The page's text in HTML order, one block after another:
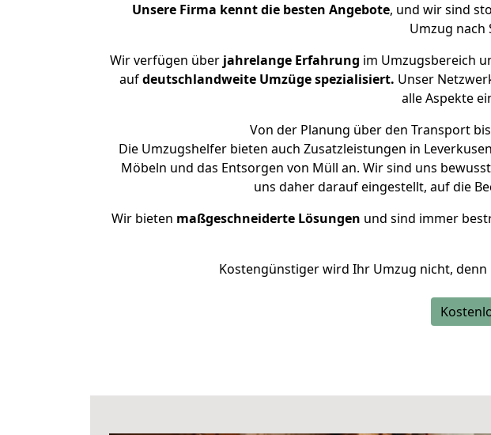
Unsere Firma kennt die besten Angebote, und wir sind
Umzug nach
Wir verfügen überjahrelange Erfahrung im Umzugsbereich
aufdeutschlandweite Umzüge spezialisiert. Unser
alle Aspekte
Von der Planung über den Transport
Die Umzugshelfer bieten auch Zusatzleistungen in
Möbeln und das Entsorgen von Müll an. Wir sind uns
uns daher darauf eingestellt, auf die
Wir bieten maßgeschneiderte Lösungen und sind immer
Kostengünstiger wird Ihr Umzug nicht, denn